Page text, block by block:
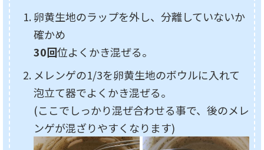
卵黄生地のラップを外し、分離していないか
確かめ
30回位よくかき混ぜる。
メレンゲの1/3を卵黄生地のボウルに入れて
泡立て器でよくかき混ぜる。
(ここでしっかり混ぜ合わせる事で、後のメレ
ンゲが混ざりやすくなります)